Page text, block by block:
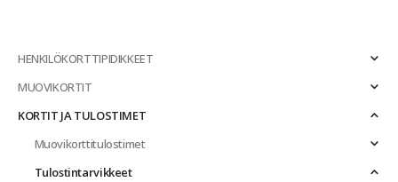
HENKILÖKORTTIPIDIKKEET
MUOVIKORTIT
KORTIT JA TULOSTIMET
Muovikorttitulostimet
Tulostintarvikkeet